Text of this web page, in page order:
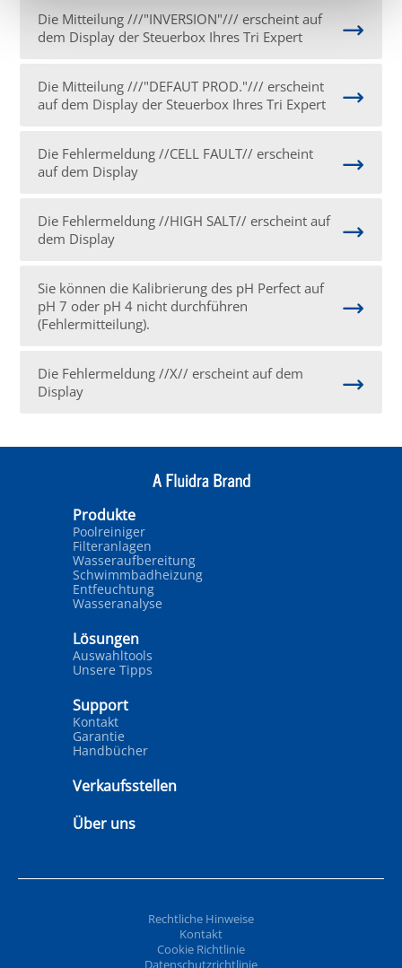
Die Mitteilung ///"INVERSION"/// erscheint auf
dem Display der Steuerbox Ihres Tri Expert
Die Mitteilung ///"DEFAUT PROD."/// erscheint
auf dem Display der Steuerbox Ihres Tri Expert
Die Fehlermeldung //CELL FAULT// erscheint
auf dem Display
Die Fehlermeldung //HIGH SALT// erscheint auf
dem Display
Sie können die Kalibrierung des pH Perfect auf
pH 7 oder pH 4 nicht durchführen
(Fehlermitteilung).
Die Fehlermeldung //X// erscheint auf dem
Display
Produkte
Poolreiniger
Filteranlagen
Wasseraufbereitung
Schwimmbadheizung
Entfeuchtung
Wasseranalyse
Lösungen
Auswahltools
Unsere Tipps
Support
Kontakt
Garantie
Handbücher
Verkaufsstellen
Über uns
Rechtliche Hinweise
Kontakt
Cookie Richtlinie
Datenschutzrichtlinie